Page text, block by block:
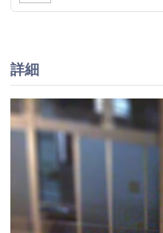
詳細